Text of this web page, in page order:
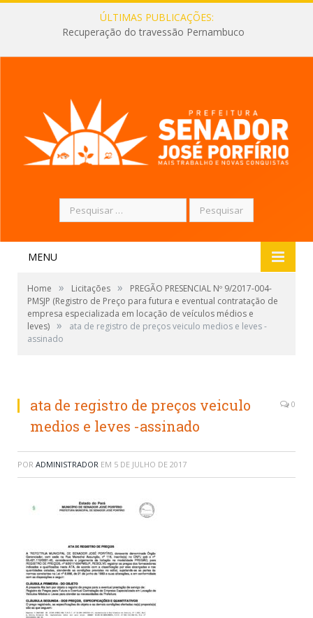
ÚLTIMAS PUBLICAÇÕES:
Recuperação do travessão Pernambuco
Pesquisar
por:
MENU
Home » Licitações »
PREGÃO PRESENCIAL Nº 9/2017-004-
PMSJP (Registro de Preço para futura e eventual contratação de
empresa especializada em locação de veículos médios e
leves) »
ata de registro de preços veiculo medios e leves -
assinado
ata de registro de preços veiculo
medios e leves -assinado
0
POR ADMINISTRADOR EM 5 DE JULHO DE 2017